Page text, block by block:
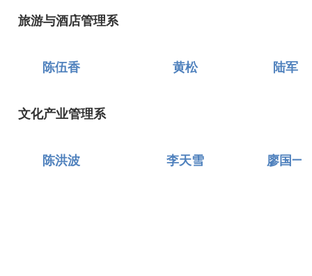
旅游与酒店管理系
陈伍香 黄松 陆军
文化产业管理系
陈洪波 李天雪 廖国一